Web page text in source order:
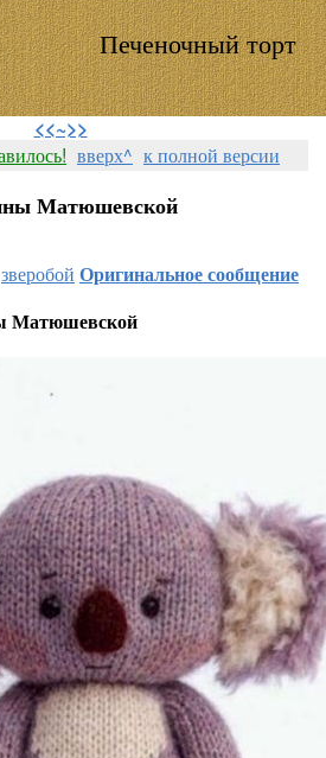
Печеночный торт
⠀
<<~>>
вверх^ к полной версии
Матюшевской
зверобой Оригинальное сообщение
Матюшевской